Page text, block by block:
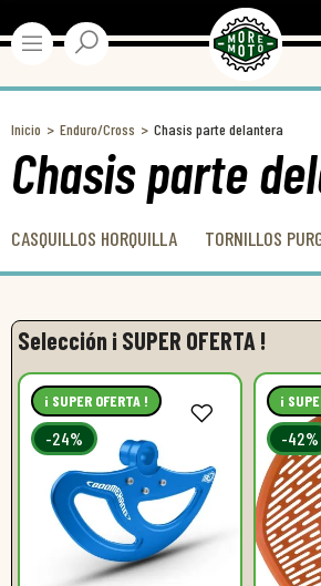
Inicio Enduro/Cross Chasis parte delantera
Chasis parte
CASQUILLOS HORQUILLA TORNILLOS
Selección ¡ SUPER OFERTA !
¡ SUPER OFERTA !
-24%
¡
-42%